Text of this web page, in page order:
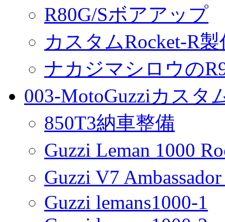
R80G/Sボアアップ
カスタムRocket-R
ナカジマシロウの
003-MotoGuzziカスタ
850T3納車整備
Guzzi Leman 1000
Guzzi V7
Guzzi lemans1000-1